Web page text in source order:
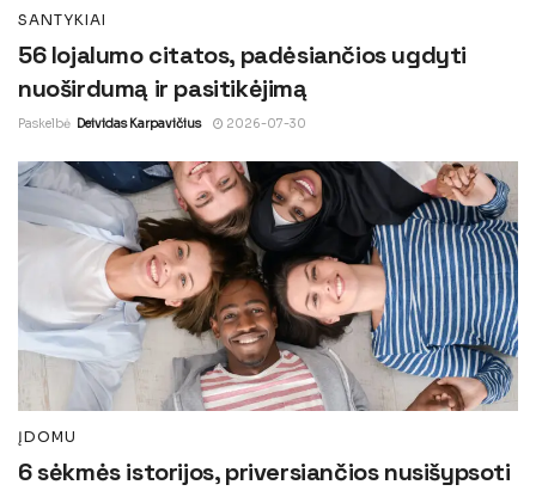
SANTYKIAI
56 lojalumo citatos, padėsiančios ugdyti
nuoširdumą ir pasitikėjimą
Paskelbė Deividas Karpavičius 2026-07-30
ĮDOMU
6 sėkmės istorijos, priversiančios nusišypsoti